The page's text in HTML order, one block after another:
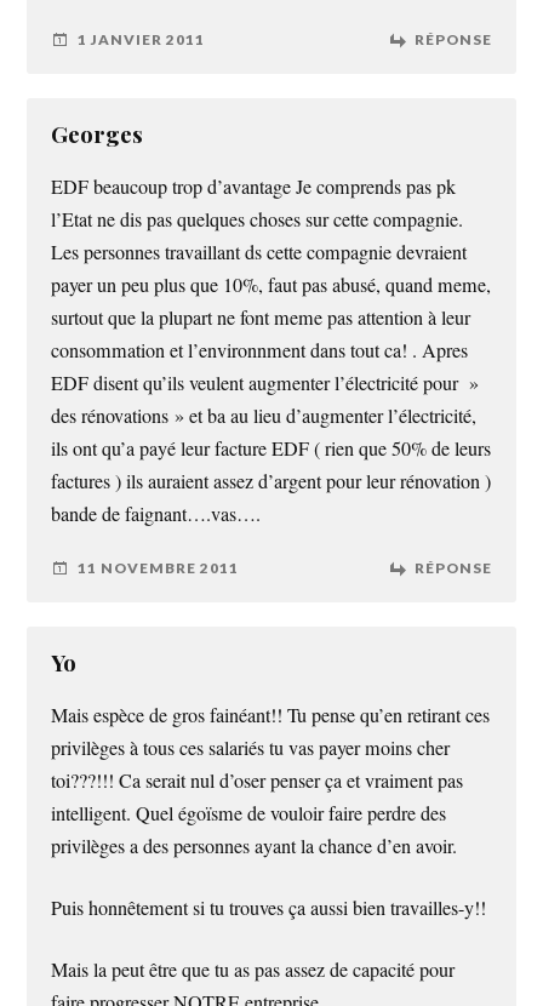
1 JANVIER 2011 RÉPONSE
Georges
EDF beaucoup trop d’avantage Je comprends pas pk
l’Etat ne dis pas quelques choses sur cette compagnie.
Les personnes travaillant ds cette compagnie devraient
payer un peu plus que 10%, faut pas abusé, quand meme,
surtout que la plupart ne font meme pas attention à leur
consommation et l’environnment dans tout ca! . Apres
EDF disent qu’ils veulent augmenter l’électricité pour »
des rénovations » et ba au lieu d’augmenter l’électricité,
ils ont qu’a payé leur facture EDF ( rien que 50% de leurs
factures ) ils auraient assez d’argent pour leur rénovation )
bande de faignant….vas….
11 NOVEMBRE 2011 RÉPONSE
Yo
Mais espèce de gros fainéant!! Tu pense qu’en retirant ces
privilèges à tous ces salariés tu vas payer moins cher
toi???!!! Ca serait nul d’oser penser ça et vraiment pas
intelligent. Quel égoïsme de vouloir faire perdre des
privilèges a des personnes ayant la chance d’en avoir.
Puis honnêtement si tu trouves ça aussi bien travailles-y!!
Mais la peut être que tu as pas assez de capacité pour